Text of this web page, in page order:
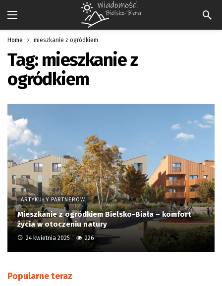
Home mieszkanie z ogródkiem
Tag: mieszkanie z
ogródkiem
ARTYKUŁY PARTNERÓW
Mieszkanie z ogródkiem Bielsko-Biała – komfort
życia w otoczeniu natury
24 kwietnia 2025 226
Popularne teraz